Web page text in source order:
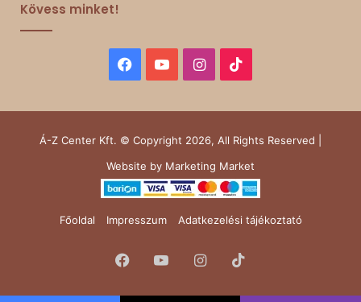
Kövess minket!
Facebook
YouTubeInstagram
Á-Z Center Kft. © Copyright 2026, All Rights Reserved |
Website by Marketing Market
Főoldal Impresszum Adatkezelési tájékoztató
Facebook
YouTubeInstagram